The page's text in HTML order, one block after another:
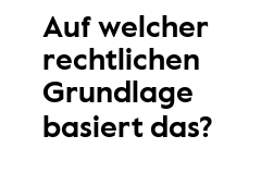
Auf welcher
rechtlichen
Grundlage
basiert das?